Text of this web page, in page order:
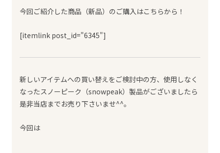
今回ご紹介した商品（新品）のご購入はこちらから！
[itemlink post_id="6345"]
新しいアイテムへの買い替えをご検討中の方、使用しなく
なったスノーピーク（snowpeak）製品がございましたら
是非当店までお売り下さいませ^^。
今回は